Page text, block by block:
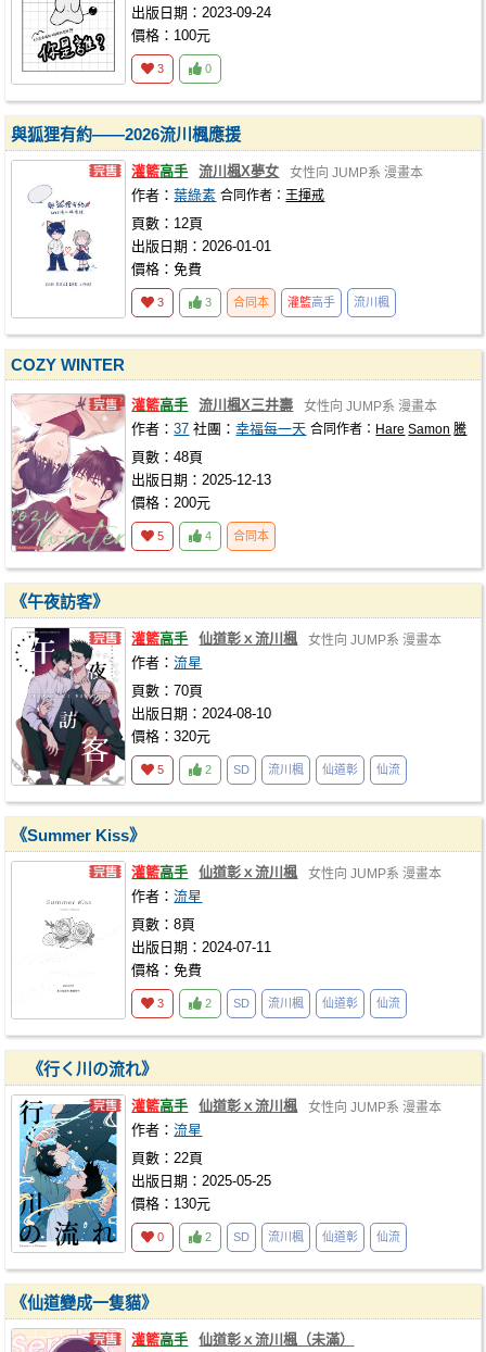
出版日期：2023-09-24
價格：100元
3 0
與狐狸有約——2026流川楓應援
灌籃高手 流川楓X夢女 女性向 JUMP系 漫畫本
作者：葉綠素 合同作者：王揮戒
頁數：12頁
出版日期：2026-01-01
價格：免費
3 3 合同本 灌籃高手 流川楓
COZY WINTER
灌籃高手 流川楓X三井壽 女性向 JUMP系 漫畫本
作者：37 社團：幸福每一天 合同作者： Hare Samon 騰
頁數：48頁
出版日期：2025-12-13
價格：200元
5 4 合同本
《午夜訪客》
灌籃高手 仙道彰ｘ流川楓 女性向 JUMP系 漫畫本
作者：流星
頁數：70頁
出版日期：2024-08-10
價格：320元
5 2 SD 流川楓 仙道彰 仙流
《Summer Kiss》
灌籃高手 仙道彰ｘ流川楓 女性向 JUMP系 漫畫本
作者：流星
頁數：8頁
出版日期：2024-07-11
價格：免費
3 2 SD 流川楓 仙道彰 仙流
《行く川の流れ》
灌籃高手 仙道彰ｘ流川楓 女性向 JUMP系 漫畫本
作者：流星
頁數：22頁
出版日期：2025-05-25
價格：130元
0 2 SD 流川楓 仙道彰 仙流
《仙道變成一隻貓》
灌籃高手 仙道彰ｘ流川楓（未滿）